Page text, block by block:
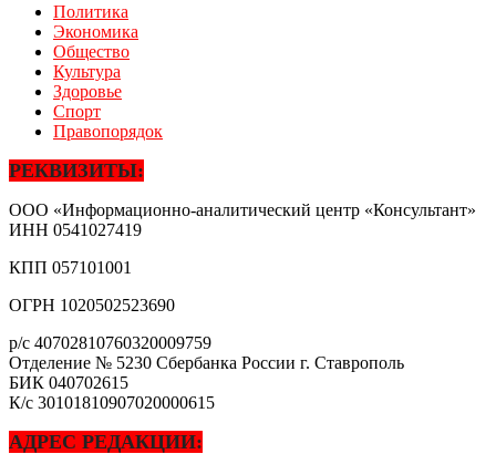
Политика
Экономика
Общество
Культура
Здоровье
Спорт
Правопорядок
РЕКВИЗИТЫ:
ООО «Информационно-аналитический центр «Консультант»
ИНН 0541027419
КПП 057101001
ОГРН 1020502523690
р/с 40702810760320009759
Отделение № 5230 Сбербанка России г. Ставрополь
БИК 040702615
К/с 30101810907020000615
АДРЕС РЕДАКЦИИ: